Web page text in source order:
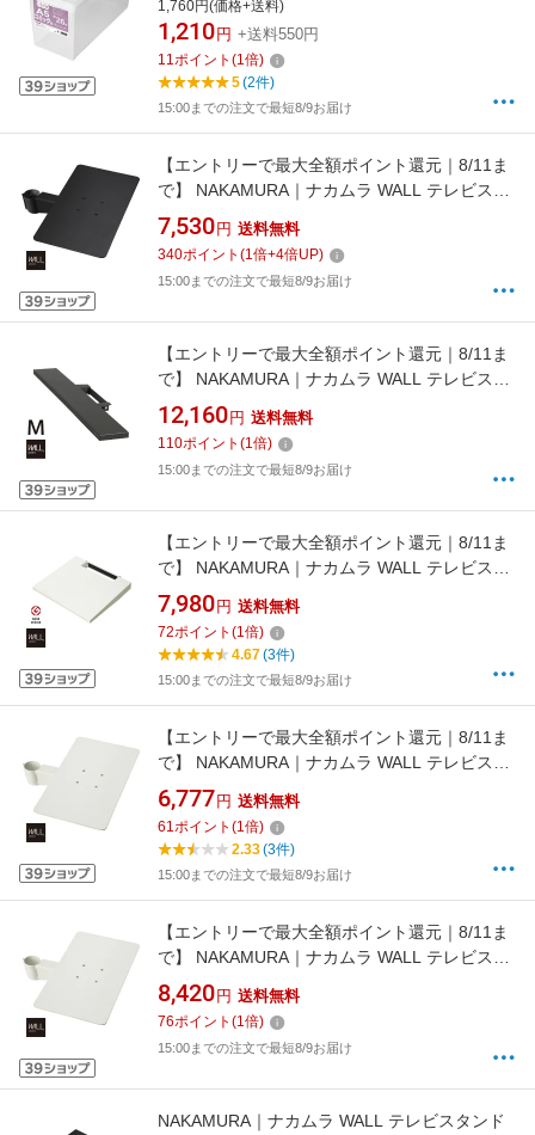
1,760円(価格+送料)
1,210 円 +送料550円
11ポイント (1倍)
5(2件)
15:00までの注文で最短8/9お届け
【エントリーで最大全額ポイント還元｜8/11ま
で】 NAKAMURA｜ナカムラ WALL テレビスタ
ンドA2ロータイプ対応 レコーダー棚板 サテン
ブラック M05000217
7,530 円 送料無料
340ポイント (1倍+4倍UP)
15:00までの注文で最短8/9お届け
【エントリーで最大全額ポイント還元｜8/11ま
で】 NAKAMURA｜ナカムラ WALL テレビスタ
ンドV2・V3・V5対応 サウンドバー棚板 Mサイ
ズ 幅95cm M05000150 サテンブラック
12,160 円 送料無料
110ポイント (1倍)
15:00までの注文で最短8/9お届け
【エントリーで最大全額ポイント還元｜8/11ま
で】 NAKAMURA｜ナカムラ WALL テレビスタ
ンド V3・V2・V5対応棚板 レギュラーサイズ
D05000001 サテンホワイト
7,980 円 送料無料
72ポイント (1倍)
4.67(3件)
15:00までの注文で最短8/9お届け
【エントリーで最大全額ポイント還元｜8/11ま
で】 NAKAMURA｜ナカムラ WALL テレビスタ
ンド A2ロータイプ対応 レコーダー棚板 サテン
ホワイト M05000216
6,777 円 送料無料
61ポイント (1倍)
2.33(3件)
15:00までの注文で最短8/9お届け
【エントリーで最大全額ポイント還元｜8/11ま
で】 NAKAMURA｜ナカムラ WALL テレビスタ
ンド A2ハイ/ラージタイプ対応 レコーダー棚板
サテンホワイト M05000220
8,420 円 送料無料
76ポイント (1倍)
15:00までの注文で最短8/9お届け
NAKAMURA｜ナカムラ WALL テレビスタンド